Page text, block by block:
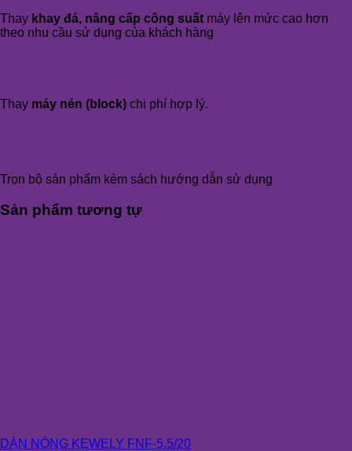
Thay khay đá, nâng cấp công suất máy lên mức cao hơn
theo nhu cầu sử dụng của khách hàng
Thay máy nén (block) chi phí hợp lý.
Trọn bộ sản phẩm kèm sách hướng dẫn sử dụng
Sản phẩm tương tự
DÀN NÓNG KEWELY FNF-5.5/20